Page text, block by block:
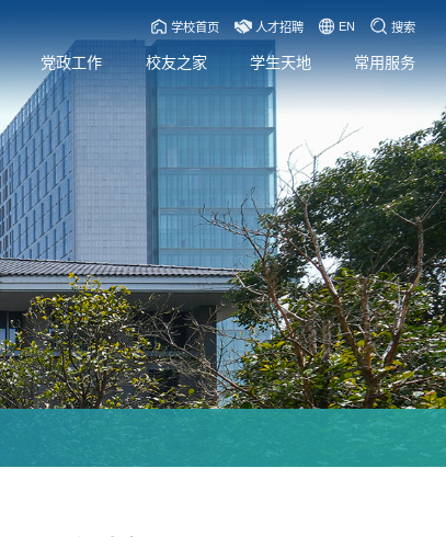
学校首页 人才招聘 EN 搜索
党政工作 校友之家 学生天地 常用服务